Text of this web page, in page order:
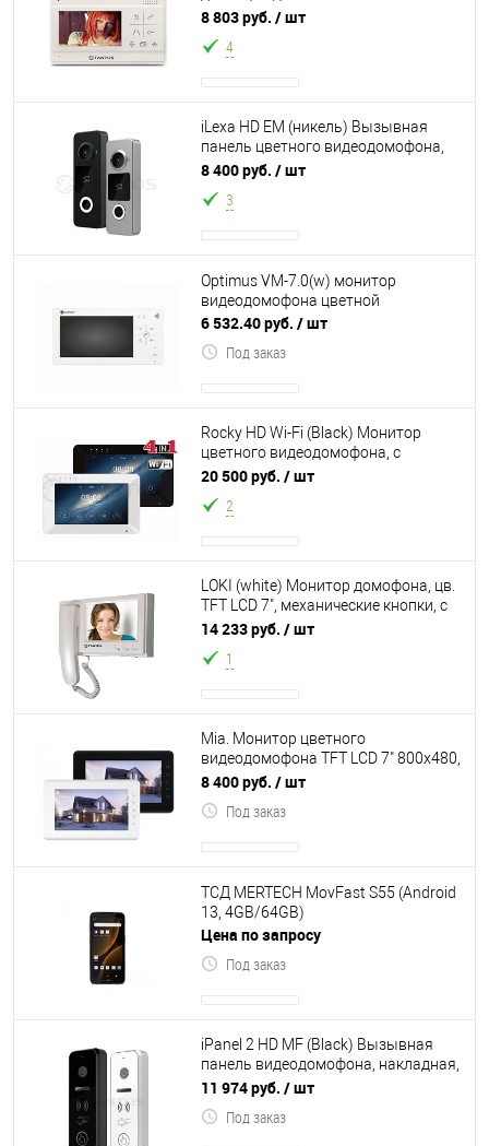
панелей Возможность
8 803 руб. / шт
4
iLexa HD EM (никель) Вызывная
панель цветного видеодомофона,
накладная, видеокамера AHD 1080р
8 400 руб. / шт
3
Optimus VM-7.0(w) монитор
видеодомофона цветной
6 532.40 руб. / шт
Под заказ
Rocky HD Wi-Fi (Black) Монитор
цветного видеодомофона, с
поддержкой форматов AHD/CVI/TVI
20 500 руб. / шт
2
LOKI (white) Монитор домофона, цв.
TFT LCD 7", механические кнопки, с
трубкой, 2 вх. для вызывных па
14 233 руб. / шт
1
Mia. Монитор цветного
видеодомофона TFT LCD 7" 800x480,
CVBS (PAL/NTSC), Hands-Free, 2
8 400 руб. / шт
Под заказ
ТСД MERTECH MovFast S55 (Android
13, 4GB/64GB)
Цена по запросу
Под заказ
iPanel 2 HD MF (Black) Вызывная
панель видеодомофона, накладная,
формата AHD 1080р (720р или CVBS
11 974 руб. / шт
Под заказ